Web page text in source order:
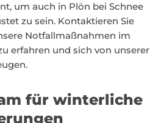
um auch in Plön bei Schnee
zu sein. Kontaktieren Sie
Notfallmaßnahmen im
erfahren und sich von unserer
für winterliche